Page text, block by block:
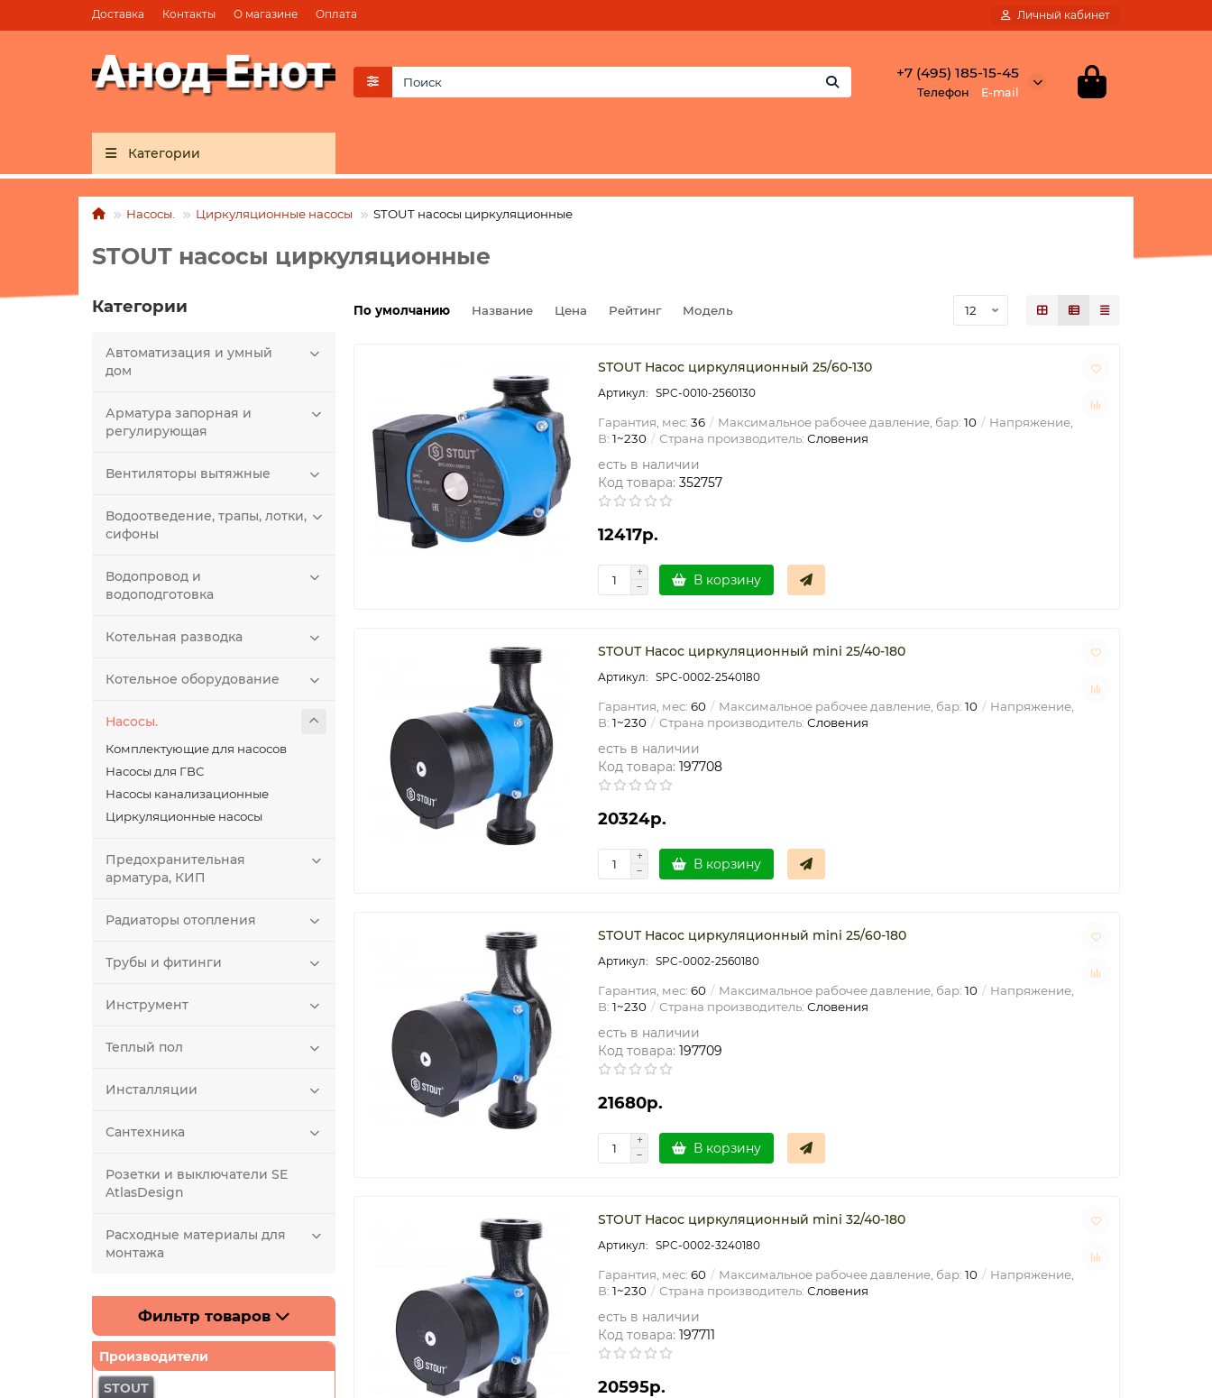
Доставка Контакты О магазине Оплата Личный кабинет
+7 (495) 185-15-45
Телефон E-mail
Категории
Насосы. Циркуляционные насосы STOUT насосы циркуляционные
STOUT насосы циркуляционные
Категории
Автоматизация и умный
дом
Арматура запорная и
регулирующая
Вентиляторы вытяжные
Водоотведение, трапы, лотки,
сифоны
Водопровод и
водоподготовка
Котельная разводка
Котельное оборудование
Насосы.
Комплектующие для насосов
Насосы для ГВС
Насосы канализационные
Циркуляционные насосы
Предохранительная
арматура, КИП
Радиаторы отопления
Трубы и фитинги
Инструмент
Теплый пол
Инсталляции
Сантехника
Розетки и выключатели SE
AtlasDesign
Расходные материалы для
монтажа
Фильтр товаров
Производители
STOUT
По умолчанию Название Цена Рейтинг Модель
STOUT Насос циркуляционный 25/60-130
SPC-0010-2560130
Гарантия, мес: 36 Максимальное рабочее давление, бар: 10
Напряжение,
В: 1~230 Страна производитель: Словения
есть в наличии
Код товара: 352757
12417р.
В корзину
STOUT Насос циркуляционный mini 25/40-180
SPC-0002-2540180
Гарантия, мес: 60 Максимальное рабочее давление, бар: 10
Напряжение,
В: 1~230 Страна производитель: Словения
есть в наличии
Код товара: 197708
20324р.
В корзину
STOUT Насос циркуляционный mini 25/60-180
SPC-0002-2560180
Гарантия, мес: 60 Максимальное рабочее давление, бар: 10
Напряжение,
В: 1~230 Страна производитель: Словения
есть в наличии
Код товара: 197709
21680р.
В корзину
STOUT Насос циркуляционный mini 32/40-180
SPC-0002-3240180
Гарантия, мес: 60 Максимальное рабочее давление, бар: 10
Напряжение,
В: 1~230 Страна производитель: Словения
есть в наличии
Код товара: 197711
20595р.